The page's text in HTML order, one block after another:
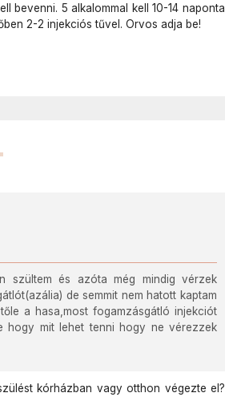
bevenni. 5 alkalommal kell 10-14 naponta
2-2 injekciós tűvel. Orvos adja be!
szültem és azóta még mindig vérzek
de semmit nem hatott kaptam
a hasa,most fogamzásgátló injekciót
hogy mit lehet tenni hogy ne vérezzek
kórházban vagy otthon végezte el?